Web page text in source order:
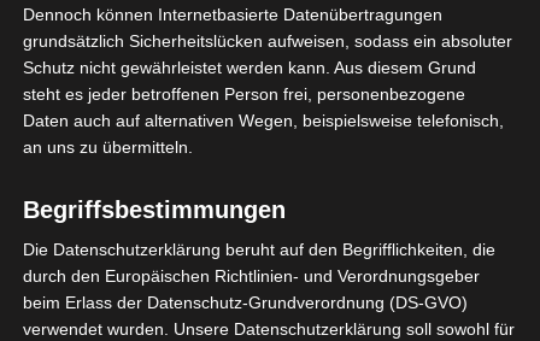
Sie befinden sich hier:Startseite» Club Sportif de
Hammam-Lif (CSHL) – Stade Gabèsien (SG)
Dennoch können Internetbasierte Datenübertragungen
grundsätzlich Sicherheitslücken aufweisen, sodass ein absoluter
Schutz nicht gewährleistet werden kann. Aus diesem Grund
steht es jeder betroffenen Person frei, personenbezogene
Daten auch auf alternativen Wegen, beispielsweise telefonisch,
an uns zu übermitteln.
Begriffsbestimmungen
Die Datenschutzerklärung beruht auf den Begrifflichkeiten, die
durch den Europäischen Richtlinien- und Verordnungsgeber
beim Erlass der Datenschutz-Grundverordnung (DS-GVO)
verwendet wurden. Unsere Datenschutzerklärung soll sowohl für